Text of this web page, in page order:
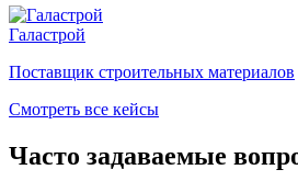
Галастрой
Поставщик строительных материалов
Смотреть все кейсы
Часто задаваемые